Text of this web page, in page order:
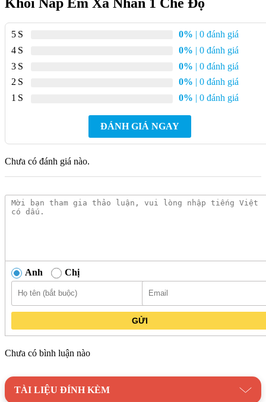
5 0% | 0 đánh giá
4
0% | 0 đánh giá
3
0% | 0 đánh giá
2
0% | 0 đánh giá
1
0% | 0 đánh giá
ĐÁNH GIÁ NGAY
Chưa có đánh giá nào.
Anh Chị
GỬI
Chưa có bình luận nào
TÀI LIỆU ĐÍNH KÈM